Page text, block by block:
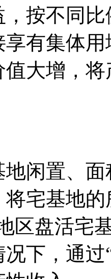
按不同
有集体
值大增，
闲置、
宅基地
区盘活宅
下，通